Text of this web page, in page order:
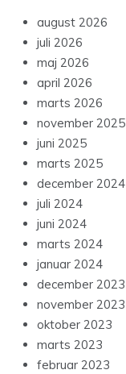
august 2026
juli 2026
maj 2026
april 2026
marts 2026
november 2025
juni 2025
marts 2025
december 2024
juli 2024
juni 2024
marts 2024
januar 2024
december 2023
november 2023
oktober 2023
marts 2023
februar 2023